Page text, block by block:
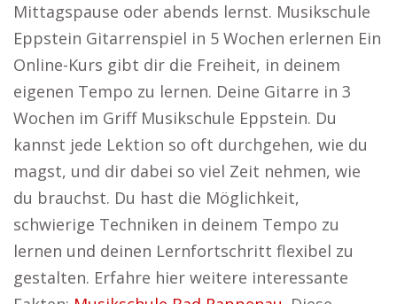
Mittagspause oder abends lernst. Musikschule
Eppstein Gitarrenspiel in 5 Wochen erlernen Ein
Online-Kurs gibt dir die Freiheit, in deinem
eigenen Tempo zu lernen. Deine Gitarre in 3
Wochen im Griff Musikschule Eppstein. Du
kannst jede Lektion so oft durchgehen, wie du
magst, und dir dabei so viel Zeit nehmen, wie
du brauchst. Du hast die Möglichkeit,
schwierige Techniken in deinem Tempo zu
lernen und deinen Lernfortschritt flexibel zu
gestalten. Erfahre hier weitere interessante